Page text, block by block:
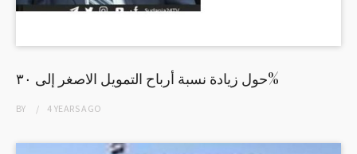
حول زيادة نسبة أرباح التمويل الاصغر إلى ٣٠%
BY 4 YEARSAGO